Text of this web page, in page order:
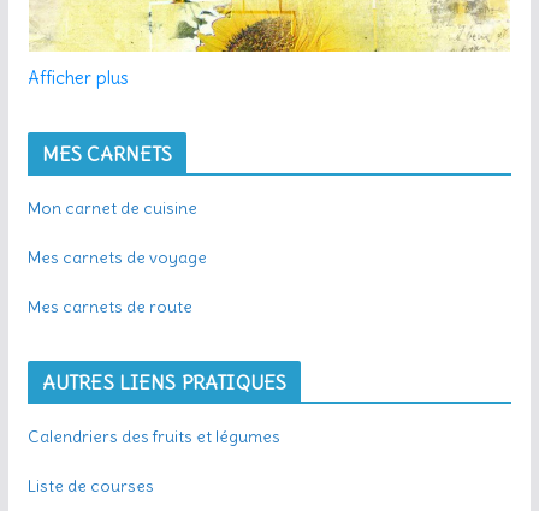
Afficher plus
MES CARNETS
Mon carnet de cuisine
Mes carnets de voyage
Mes carnets de route
AUTRES LIENS PRATIQUES
Calendriers des fruits et légumes
Liste de courses